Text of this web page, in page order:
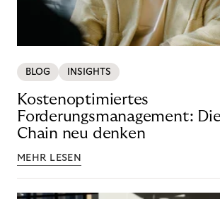
BLOG INSIGHTS
Kostenoptimiertes
Forderungsmanagement:
Chain neu denken
MEHR LESEN